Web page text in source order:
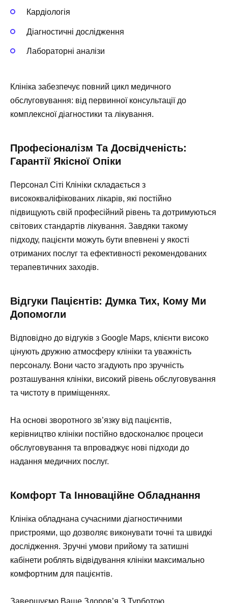
Кардіологія
Діагностичні дослідження
Лабораторні аналізи
Клініка забезпечує повний цикл медичного
обслуговування: від первинної консультації до
комплексної діагностики та лікування.
Професіоналізм Та Досвідченість:
Гарантії Якісної Опіки
Персонал Сіті Клініки складається з
висококваліфікованих лікарів, які постійно
підвищують свій професійний рівень та дотримуються
світових стандартів лікування. Завдяки такому
підходу, пацієнти можуть бути впевнені у якості
отриманих послуг та ефективності рекомендованих
терапевтичних заходів.
Відгуки Пацієнтів: Думка Тих, Кому Ми
Допомогли
Відповідно до відгуків з Google Maps, клієнти високо
цінують дружню атмосферу клініки та уважність
персоналу. Вони часто згадують про зручність
розташування клініки, високий рівень обслуговування
та чистоту в приміщеннях.
На основі зворотного зв’язку від пацієнтів,
керівництво клініки постійно вдосконалює процеси
обслуговування та впроваджує нові підходи до
надання медичних послуг.
Комфорт Та Інноваційне Обладнання
Клініка обладнана сучасними діагностичними
пристроями, що дозволяє виконувати точні та швидкі
дослідження. Зручні умови прийому та затишні
кабінети роблять відвідування клініки максимально
комфортним для пацієнтів.